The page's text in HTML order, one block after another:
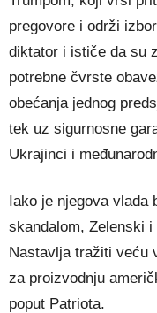
pregovore i održi
diktator i ističe da su
potrebne čvrste
obećanja jednog
tek uz sigurnosne
Ukrajinci i
Iako je njegova vlada
skandalom, Zelenski
Nastavlja tražiti veću
za proizvodnju
poput Patriota.